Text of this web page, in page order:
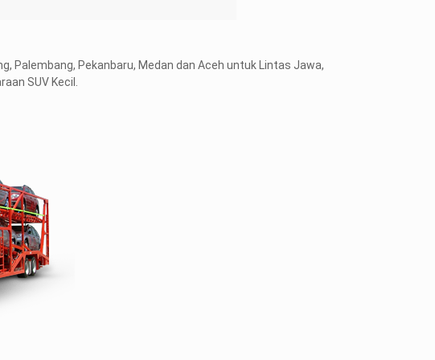
Palembang, Pekanbaru, Medan dan Aceh untuk Lintas Jawa,
SUV Kecil.